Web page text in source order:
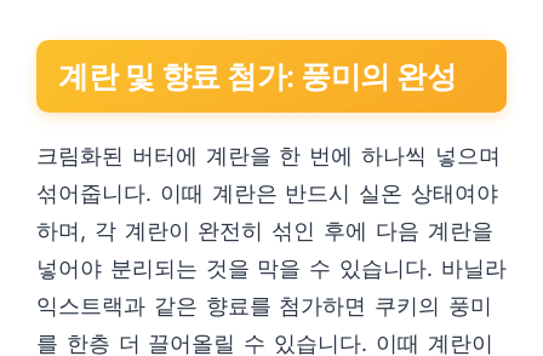
계란 및 향료 첨가: 풍미의 완성
크림화된 버터에 계란을 한 번에 하나씩 넣으며
섞어줍니다. 이때 계란은 반드시 실온 상태여야
하며, 각 계란이 완전히 섞인 후에 다음 계란을
넣어야 분리되는 것을 막을 수 있습니다. 바닐라
익스트랙과 같은 향료를 첨가하면 쿠키의 풍미
를 한층 더 끌어올릴 수 있습니다. 이때 계란이